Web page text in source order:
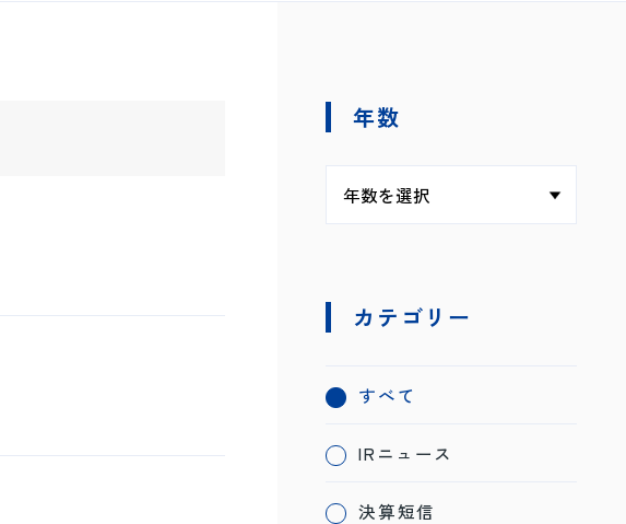
年数
カテゴリー
すべて
IRニュース
決算短信